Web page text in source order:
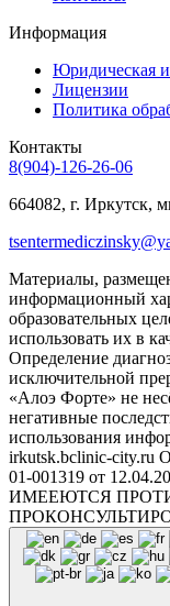
Информация
Юридическая
Лицензии
Политика
Контакты
8(904)-126-26-06
664082, г. Иркутск,
Материалы,
информационный
образовательных
использовать их в
Определение
исключительной
«Алоэ Форте» не
негативные
использования
irkutsk.bclinic-
01-001319 от
ИМЕЕЮТСЯ